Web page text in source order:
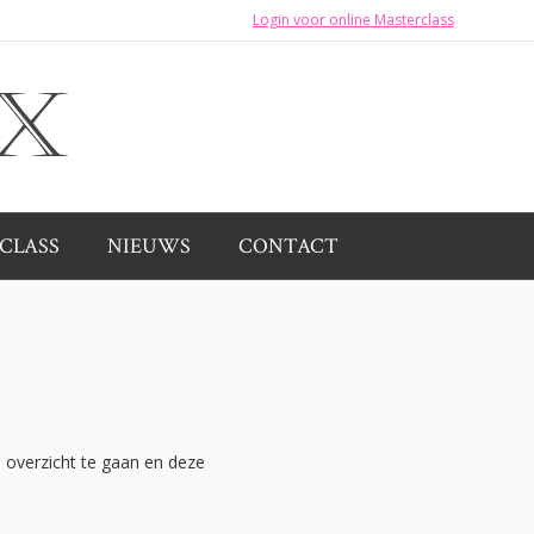
Login voor online Masterclass
NIEUWS CONTACT
te gaan en deze